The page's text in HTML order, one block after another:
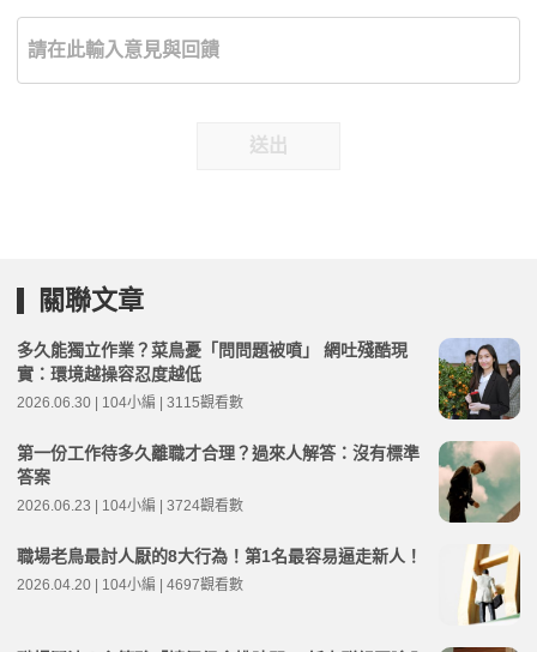
送出
關聯文章
多久能獨立作業？菜鳥憂「問問題被噴」 網吐殘酷現
實：環境越操容忍度越低
2026.06.30 | 104小編 | 3115觀看數
第一份工作待多久離職才合理？過來人解答：沒有標準
答案
2026.06.23 | 104小編 | 3724觀看數
職場老鳥最討人厭的8大行為！第1名最容易逼走新人！
2026.04.20 | 104小編 | 4697觀看數